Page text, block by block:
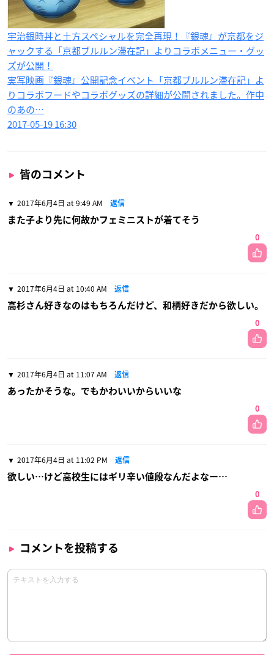
宇治銀時丼と土方スペシャルを完全再現！『銀魂』が京都をジ
ャックする「京都ブルルン滞在記」よりコラボメニュー・グッ
ズが公開！
実写映画『銀魂』公開記念イベント「京都ブルルン滞在記」よ
りコラボフードやコラボグッズの詳細が公開されました。作中
のあの…
2017-05-19 16:30
皆のコメント
2017年6月4日 at 9:49 AM 返信
また子より先に何故かフェミニストが着てそう
0
2017年6月4日 at 10:40 AM 返信
高杉さん好きなのはもちろんだけど、和柄好きだから欲しい。
0
2017年6月4日 at 11:07 AM 返信
あったかそうな。でもかわいいからいいな
0
2017年6月4日 at 11:02 PM 返信
欲しい…けど高校生にはギリ辛い値段なんだよなー…
0
コメントを投稿する